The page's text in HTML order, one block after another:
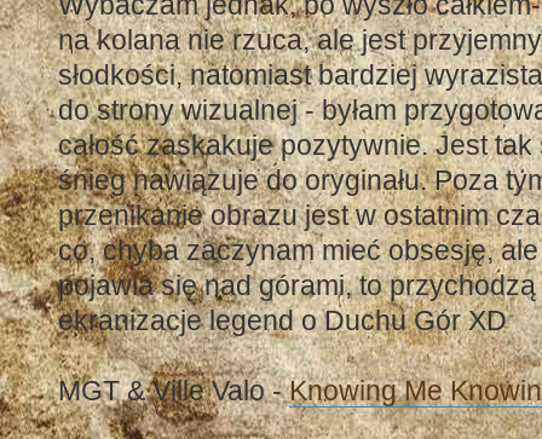
na kolana nie rzuca, ale jest
słodkości, natomiast bardziej
do strony wizualnej - byłam
całość zaskakuje pozytywnie. Jest
śnieg nawiązuje do oryginału. Poza
przenikanie obrazu jest w ostatnim
co, chyba zaczynam mieć obsesję,
pojawia się nad górami, to przychodzą
ekranizacje legend o Duchu Gór XD
MGT & Ville Valo -Knowing Me